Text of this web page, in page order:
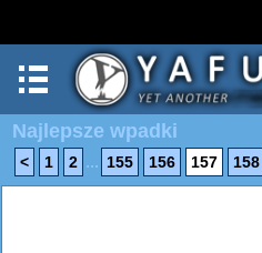
Najlepsze wpadki
< 1 2 ... 155 156 157 158